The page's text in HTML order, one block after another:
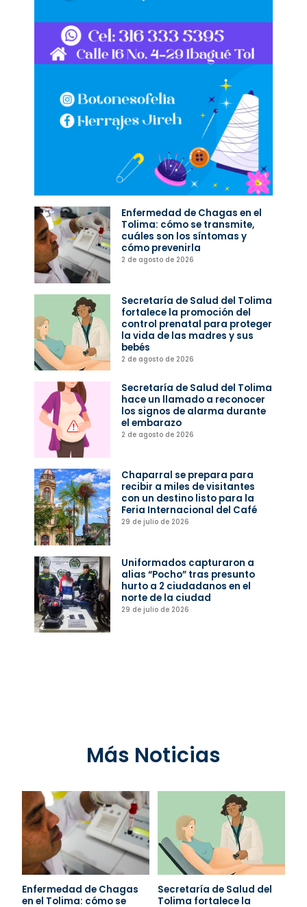
Enfermedad de Chagas en el
Tolima: cómo se transmite,
cuáles son los síntomas y
cómo prevenirla
2 de agosto de 2026
Secretaría de Salud del Tolima
fortalece la promoción del
control prenatal para proteger
la vida de las madres y sus
bebés
2 de agosto de 2026
Secretaría de Salud del Tolima
hace un llamado a reconocer
los signos de alarma durante
el embarazo
2 de agosto de 2026
Chaparral se prepara para
recibir a miles de visitantes
con un destino listo para la
Feria Internacional del Café
29 de julio de 2026
Uniformados capturaron a
alias “Pocho” tras presunto
hurto a 2 ciudadanos en el
norte de la ciudad
29 de julio de 2026
Más Noticias
Enfermedad de Chagas
en el Tolima: cómo se
Secretaría de Salud del
Tolima fortalece la